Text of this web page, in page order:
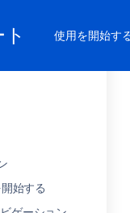
使用を開始す
始する